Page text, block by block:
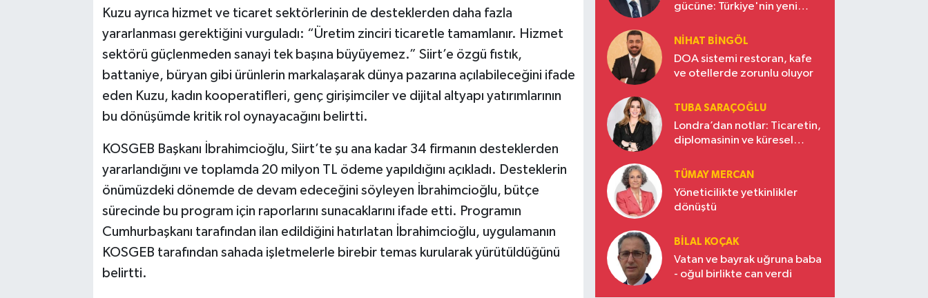
Kuzu ayrıca hizmet ve ticaret sektörlerinin de desteklerden daha fazla
yararlanması gerektiğini vurguladı: “Üretim zinciri ticaretle tamamlanır. Hizmet
sektörü güçlenmeden sanayi tek başına büyüyemez.” Siirt’e özgü fıstık,
battaniye, büryan gibi ürünlerin markalaşarak dünya pazarına açılabileceğini ifade
eden Kuzu, kadın kooperatifleri, genç girişimciler ve dijital altyapı yatırımlarının
bu dönüşümde kritik rol oynayacağını belirtti.
KOSGEB Başkanı İbrahimcioğlu, Siirt’te şu ana kadar 34 firmanın desteklerden
yararlandığını ve toplamda 20 milyon TL ödeme yapıldığını açıkladı. Desteklerin
önümüzdeki dönemde de devam edeceğini söyleyen İbrahimcioğlu, bütçe
sürecinde bu program için raporlarını sunacaklarını ifade etti. Programın
Cumhurbaşkanı tarafından ilan edildiğini hatırlatan İbrahimcioğlu, uygulamanın
KOSGEB tarafından sahada işletmelerle birebir temas kurularak yürütüldüğünü
belirtti.
gücüne: Türkiye'nin yeni
NIHAT BINGÖL
DOA sistemi restoran, kafe
ve otellerde zorunlu oluyor
TUBA SARAÇOĞLU
Londra’dan notlar: Ticaretin,
diplomasinin ve küresel
Türkiye’nin yükselen gücü
TÜMAY MERCAN
Yöneticilikte yetkinlikler
dönüştü
BILAL KOÇAK
Vatan ve bayrak uğruna baba
- oğul birlikte can verdi